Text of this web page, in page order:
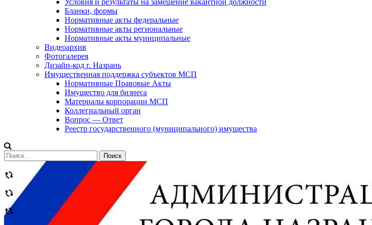
Условия и результаты на замещение вакантной должности
Бланки, формы
Нормативные акты федеральные
Нормативные акты региональные
Нормативные акты муниципальные
Видеоархив
Фотогалерея
Дизайн-код г. Назрань
Имущественная поддержка субъектов МСП
Нормативные Правовые Акты
Имущество для бизнеса
Материалы корпорации МСП
Коллегиальный орган
Вопрос — Ответ
Реестр государственного (муниципального) имущества
Сообщений
категории
Теги